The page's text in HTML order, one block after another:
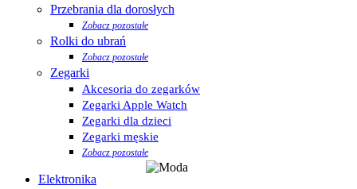
Przebrania dla dorosłych
Zobacz pozostałe
Rolki do ubrań
Zobacz pozostałe
Zegarki
Akcesoria do zegarków
Zegarki Apple Watch
Zegarki dla dzieci
Zegarki męskie
Zobacz pozostałe
Elektronika